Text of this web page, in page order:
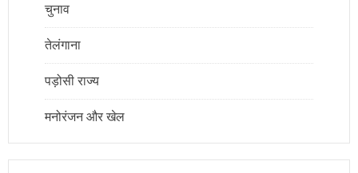
चुनाव
तेलंगाना
पड़ोसी राज्य
मनोरंजन और खेल